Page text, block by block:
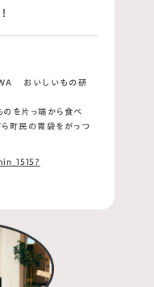
おいしいもの研
のを片っ端から食べ
町民の胃袋をがっつ